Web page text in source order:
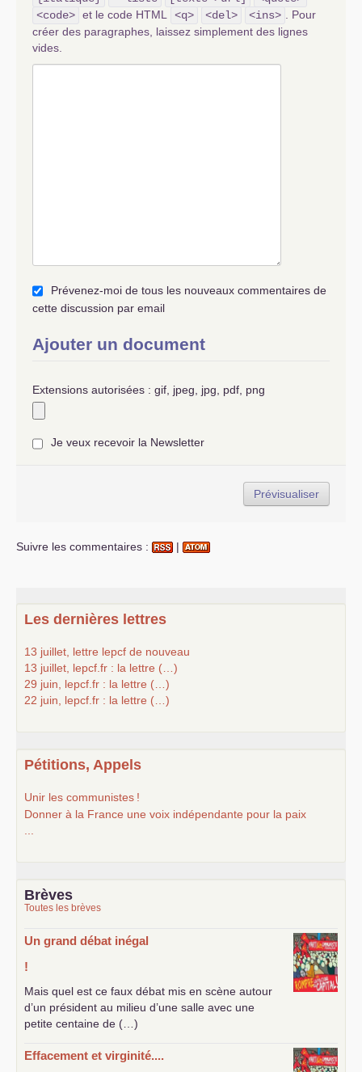
<code> et le code HTML <q> <del> <ins>
. Pour
créer des paragraphes, laissez simplement des lignes
vides.
Prévenez-moi de tous les nouveaux commentaires de
cette discussion par email
Ajouter un document
Extensions autorisées : gif, jpeg, jpg, pdf, png
Je veux recevoir la Newsletter
Suivre les commentaires : |
Les dernières lettres
13 juillet, lettre lepcf de nouveau
13 juillet, lepcf.fr : la lettre (…)
29 juin, lepcf.fr : la lettre (…)
22 juin, lepcf.fr : la lettre (…)
Pétitions, Appels
Unir les communistes !
Donner à la France une voix indépendante pour la paix
Brèves
Toutes les brèves
Un grand débat inégal
!
Mais quel est ce faux débat mis en scène autour
d’un président au milieu d’une salle avec une
petite centaine de (…)
Effacement et virginité....